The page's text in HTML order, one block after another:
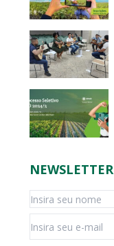
NEWSLETTER